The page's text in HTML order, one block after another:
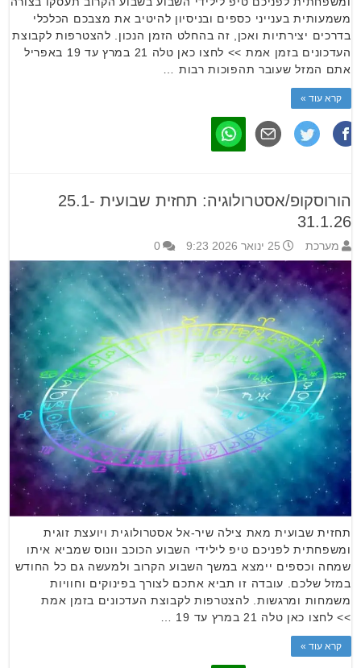
משמעותית בענייני כספים ובניסיון להיטיב את מצבכם הכלכלי
בדרכים יצירתיות ואכן, זה בהחלט הזמן הנכון. להצטרפות לקבוצת
העדכונים בזמן אמת >> לחצו כאן טלה 21 במרץ עד 19 באפריל
אתם המזל שעובר תהפוכות רבות …
קרא עוד »
הורוסקופ/אסטרולוגיה: תחזית שבועית 25.1-
31.1.26
מערכת 25 ינואר 2026 9:23 0
תחזית שבועית מאת צילה שיר-אל אסטרולוגית ויועצת זוגית
ומשפחתית לפניכם טיפ לילידי השבוע הכוכב וונוס שמביא איתו
שמחה וכספים יימצא במשך השבוע הקרוב ולמעשה גם כל החודש
במזל שלכם. עובדה זו תביא אתכם לצורך בפינוקים וחוויות
משמחות ומרגשות. להצטרפות לקבוצת העדכונים בזמן אמת
>> לחצו כאן טלה 21 במרץ עד 19 …
קרא עוד »